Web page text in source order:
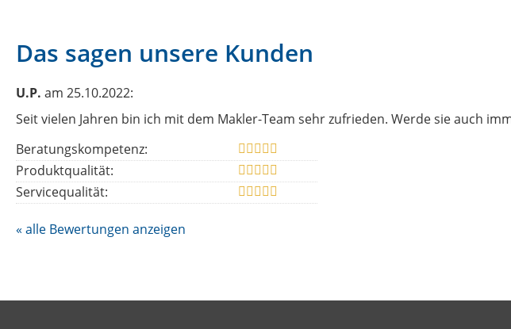
Das sagen unsere Kunden
U.P. am 25.10.2022:
Seit vielen Jahren bin ich mit dem Makler-Team sehr zufrieden. Werde sie auch
Beratungskompetenz:
Produktqualität:
Servicequalität:
« alle Bewertungen anzeigen